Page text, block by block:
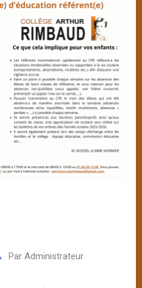
Par Administrateur